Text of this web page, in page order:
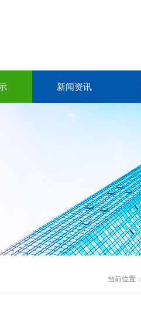
新闻资讯
当前位置：